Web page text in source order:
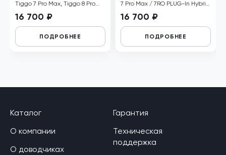
Tiggo 7 Pro Max, Tiggo 8 Pro
16 700 ₽
ПОДРОБНЕЕ
7 Pro Max / 7RO PLUG-In Hybrid
(T1EFL)/7L задний левый
16 700 ₽
ПОДРОБНЕЕ
Каталог
О компании
О доводчиках
Гарантия
Техническая
поддержка